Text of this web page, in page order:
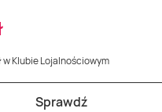
w Klubie Lojalnościowym
Sprawdź